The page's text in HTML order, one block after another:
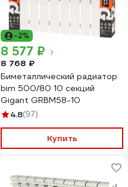
-2%
8 577 ₽
8 768 ₽
Биметаллический радиатор
bim 500/80 10 секций
Gigant GRBM58-10
4.8(97)
Купить